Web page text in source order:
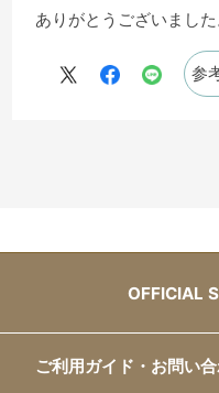
ありがとうございました
参
OFFICIAL
ご利用ガイド・お問い